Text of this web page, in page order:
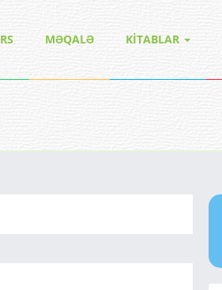
MƏQALƏ KİTABLAR